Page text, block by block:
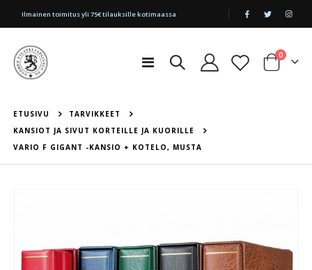
|
Ilmainen toimitus yli 75€ tilauksille kotimaassa
Toggle
Cart
0tuotetta
ETUSIVU
TARVIKKEET
KANSIOT JA SIVUT KORTEILLE JA KUORILLE
VARIO F GIGANT -KANSIO + KOTELO, MUSTA
of